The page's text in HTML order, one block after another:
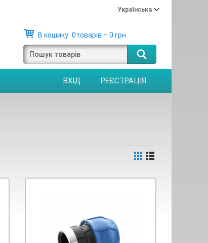
Українська
В кошику: 0товарів – 0 грн
РЕЄСТРАЦІЯ
ВХІД